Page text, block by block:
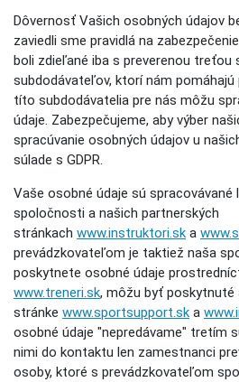
Dôvernosť Vašich osobných údajov
zaviedli sme pravidlá na
boli zdieľané iba s preverenou treťou
subdodávateľov, ktorí nám
títo subdodávatelia pre nás môžu
údaje. Zabezpečujeme, aby výber
spracúvanie osobných údajov u
súlade s GDPR.
Vaše osobné údaje sú spracovávané
spoločnosti a našich partnerských
stránkach www.instruktori.sk a
prevádzkovateľom je taktiež naša
poskytnete osobné údaje
www.treneri.sk, môžu byť poskytnuté
stránke www.sportsupport.sk a
osobné údaje "nepredávame" tretím
nimi do kontaktu len zamestnanci
osoby, ktoré s prevádzkovateľom